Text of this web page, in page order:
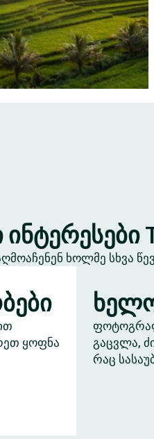
ხოლმე სხვა
ყოფნა
გაცვლა,
რაც